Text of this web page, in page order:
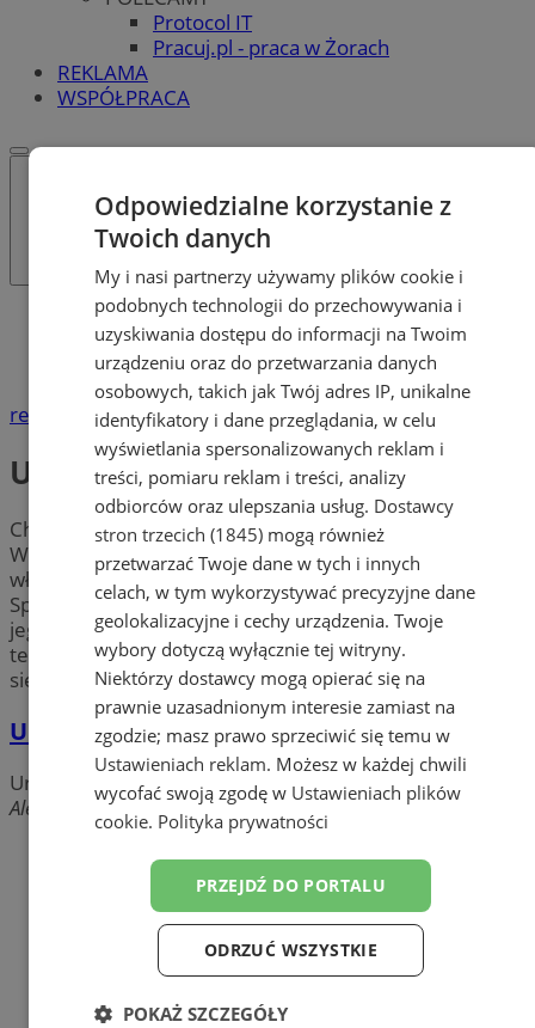
Protocol IT
Pracuj.pl - praca w Żorach
REKLAMA
WSPÓŁPRACA
Katalog firm
Urzędy i Instytucje
Urząd Miasta
reklama
Urząd Miasta
Chcesz wymienić dowód osobisty? Musisz odwiedzić
Wydział Komunikacji, gdyż Twój dowód rejestracyjny
właśnie stracił ważność? Zdałeś kurs na prawo jazdy?
Sprawdź adres i godziny otwarciaUrzędu Miastaoraz
jego placówek w mieście Żory. Zobacz numery
telefonów konkretnych wydziałów w Żorach i dowiedz
się jak i gdzie załatwić sprawy urzędowe.
UM - Urząd Miasta
Urząd Miasta
Aleja Wojska Polskiego, 44-240 Żory
Odpowiedzialne korzystanie z
Twoich danych
My i nasi partnerzy używamy plików cookie i
podobnych technologii do przechowywania i
uzyskiwania dostępu do informacji na Twoim
urządzeniu oraz do przetwarzania danych
osobowych, takich jak Twój adres IP, unikalne
identyfikatory i dane przeglądania, w celu
wyświetlania spersonalizowanych reklam i
treści, pomiaru reklam i treści, analizy
odbiorców oraz ulepszania usług. Dostawcy
stron trzecich (1845) mogą również
przetwarzać Twoje dane w tych i innych
celach, w tym wykorzystywać precyzyjne dane
geolokalizacyjne i cechy urządzenia. Twoje
wybory dotyczą wyłącznie tej witryny.
Niektórzy dostawcy mogą opierać się na
prawnie uzasadnionym interesie zamiast na
zgodzie; masz prawo sprzeciwić się temu w
Ustawieniach reklam. Możesz w każdej chwili
wycofać swoją zgodę w Ustawieniach plików
cookie. Polityka prywatności
PRZEJDŹ DO PORTALU
ODRZUĆ WSZYSTKIE
POKAŻ SZCZEGÓŁY